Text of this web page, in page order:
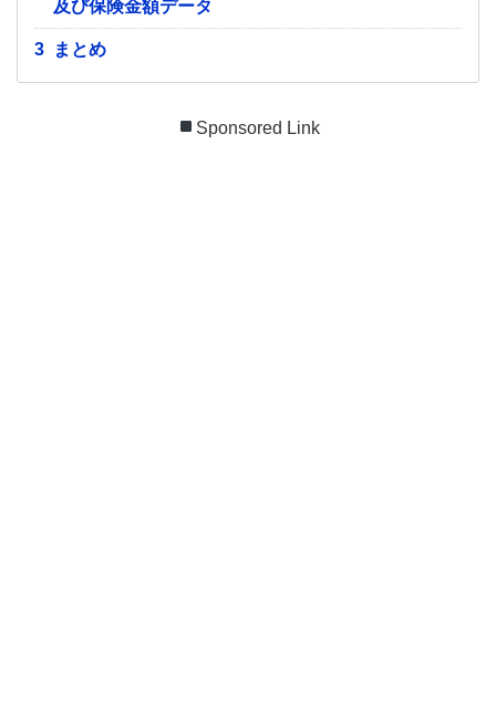
及び保険金額データ
3 まとめ
Sponsored Link